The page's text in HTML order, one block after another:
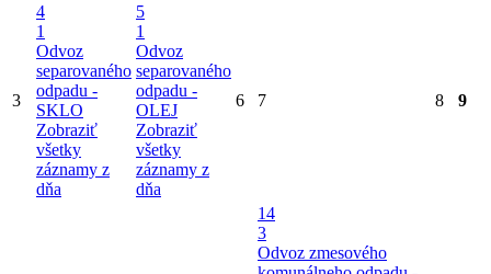
3
4
1
Odvoz
separovaného
odpadu -
SKLO
Zobraziť
všetky
záznamy z
dňa
5
1
Odvoz
separovaného
odpadu -
OLEJ
Zobraziť
všetky
záznamy z
dňa
6 7 8 9
14
3
Odvoz zmesového